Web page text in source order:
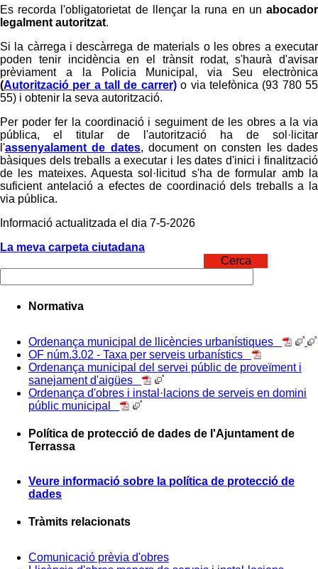
Es recorda l'obligatorietat de llençar la runa en un abocador
legalment autoritzat.
Si la càrrega i descàrrega de materials o les obres a executar
poden tenir incidència en el trànsit rodat, s'haurà d'avisar
prèviament a la Policia Municipal, via Seu electrònica
(Autorització per a tall de carrer)o via telefònica (93 780 55
55) i obtenir la seva autorització.
Per poder fer la coordinació i seguiment de les obres a la via
pública, el titular de l'autorització ha de sol·licitar
l'assenyalament de dates, document on consten les dades
bàsiques dels treballs a executar i les dates d'inici i finalització
de les mateixes. Aquesta sol·licitud s'ha de formular amb la
suficient antelació a efectes de coordinació dels treballs a la
via pública.
Informació actualitzada el dia 7-5-2026
La meva carpeta ciutadana
Cerca
Normativa
Ordenança municipal de llicències urbanístiques
OF núm.3.02 - Taxa per serveis urbanístics
Ordenança municipal del servei públic de proveïment i
sanejament d'aigües
Ordenança d'obres i instal·lacions de serveis en domini
públic municipal
Política de protecció de dades de l'Ajuntament de
Terrassa
Veure informació sobre la política de protecció de
dades
Tràmits relacionats
Comunicació prèvia d'obres